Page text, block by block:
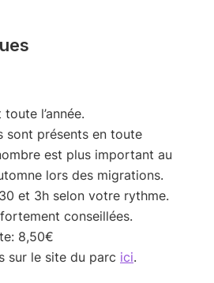
l’année.
sont présents en toute
est plus important au
lors des migrations.
et 3h selon votre rythme.
conseillées.
8,50€
sur le site du parc ici.